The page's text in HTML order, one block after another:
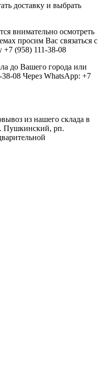
доставку и выбрать
внимательно осмотреть
просим Вас связаться с
(958) 111-38-08
до Вашего города или
08 Через WhatsApp: +7
из нашего склада в
Пушкинский, рп.